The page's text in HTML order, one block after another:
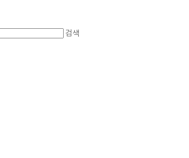
검색